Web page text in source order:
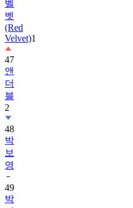
(Red
Velvet)
47
앤
더
블
2
48
박
보
영
49
박
지
훈